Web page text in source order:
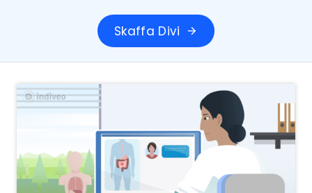
Skaffa Divi arrow_forward